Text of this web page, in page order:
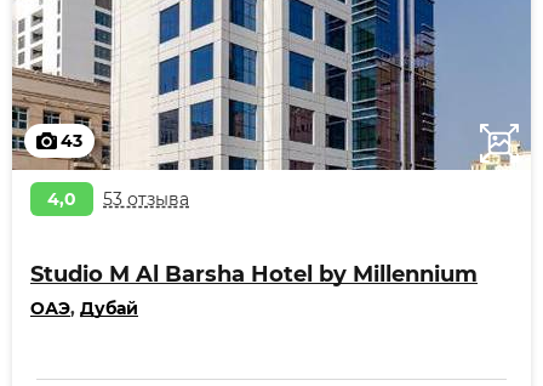
43
4,0 53 отзыва
Studio M Al Barsha Hotel by Millennium
ОАЭ, Дубай